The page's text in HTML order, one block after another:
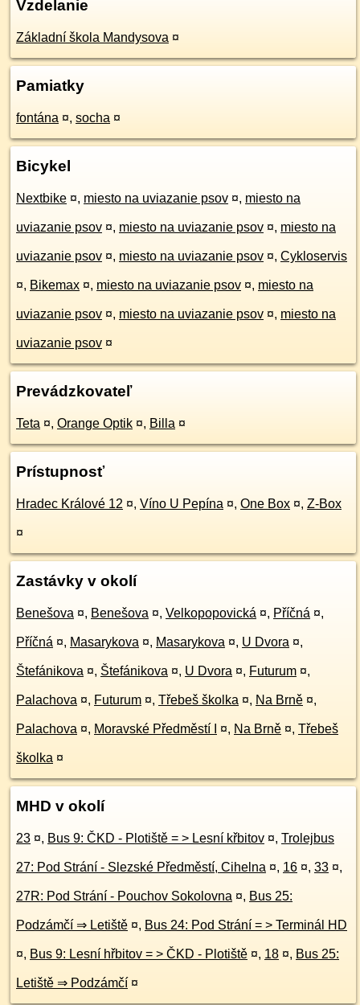
Vzdelanie
Základní škola Mandysova ¤
Pamiatky
fontána ¤, socha ¤
Bicykel
Nextbike ¤, miesto na uviazanie psov ¤, miesto na
uviazanie psov ¤, miesto na uviazanie psov ¤, miesto na
uviazanie psov ¤, miesto na uviazanie psov ¤, Cykloservis
¤, Bikemax ¤, miesto na uviazanie psov ¤, miesto na
uviazanie psov ¤, miesto na uviazanie psov ¤, miesto na
uviazanie psov ¤
Prevádzkovateľ
Teta ¤, Orange Optik ¤, Billa ¤
Prístupnosť
Hradec Králové 12 ¤, Víno U Pepína ¤, One Box ¤, Z-Box
¤
Zastávky v okolí
Benešova ¤, Benešova ¤, Velkopopovická ¤, Příčná ¤,
Příčná ¤, Masarykova ¤, Masarykova ¤, U Dvora ¤,
Štefánikova ¤, Štefánikova ¤, U Dvora ¤, Futurum ¤,
Palachova ¤, Futurum ¤, Třebeš školka ¤, Na Brně ¤,
Palachova ¤, Moravské Předměstí I ¤, Na Brně ¤, Třebeš
školka ¤
MHD v okolí
23 ¤, Bus 9: ČKD - Plotiště = > Lesní křbitov ¤, Trolejbus
27: Pod Strání - Slezské Předměstí, Cihelna ¤, 16 ¤, 33 ¤,
27R: Pod Strání - Pouchov Sokolovna ¤, Bus 25:
Podzámčí ⇒ Letiště ¤, Bus 24: Pod Strání = > Terminál HD
¤, Bus 9: Lesní hřbitov = > ČKD - Plotiště ¤, 18 ¤, Bus 25:
Letiště ⇒ Podzámčí ¤